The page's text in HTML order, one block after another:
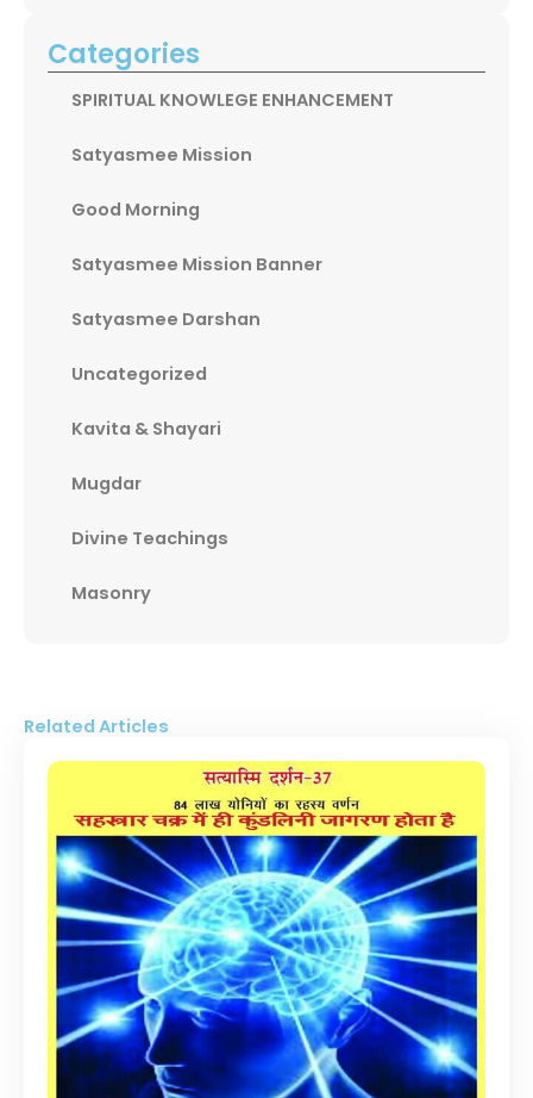
Categories
SPIRITUAL KNOWLEGE ENHANCEMENT
Satyasmee Mission
Good Morning
Satyasmee Mission Banner
Satyasmee Darshan
Uncategorized
Kavita & Shayari
Mugdar
Divine Teachings
Masonry
Related Articles